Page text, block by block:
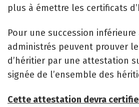
plus à émettre les certificats
Pour une succession inférieure
administrés peuvent prouver
d’héritier par une attestation
signée de l’ensemble des
Cette attestation devra